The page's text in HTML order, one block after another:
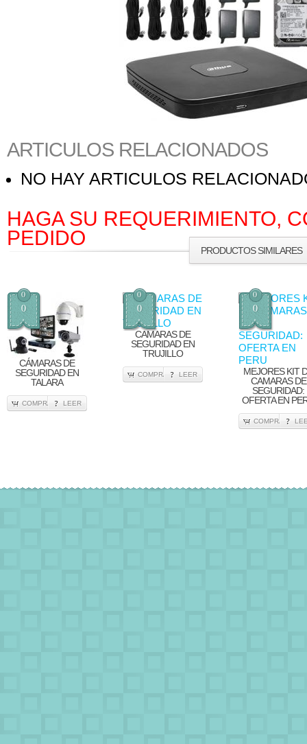
ARTICULOS RELACIONADOS
NO HAY ARTICULOS
HAGA SU REQUERIMIENTO,
PEDIDO
PRODUCTOS SIMILARES
0
0
CÁMARAS DE
SEGURIDAD EN
TALARA
COMPRA LEER
0
0
CAMARAS DE
SEGURIDAD EN
TRUJILLO
COMPRA LEER
0
0
MEJORES KIT
CAMARAS DE
SEGURIDAD:
OFERTA EN
COMPRA